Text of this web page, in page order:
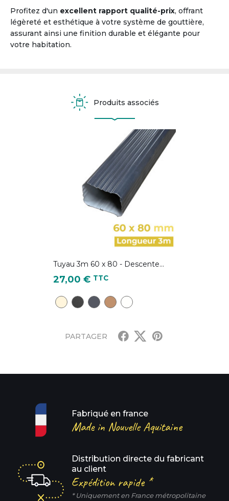
Profitez d'un excellent rapport qualité-prix, offrant
légèreté et esthétique à votre système de gouttière,
assurant ainsi une finition durable et élégante pour
votre habitation.
Produits associés
Tuyau 3m 60 x 80 - Descente...
Prix
27,00 € TTC
TP22 - Ton pierre
NG18 - Noir Graphite (équivalent à la
BA6 - Bleu ardoise ( équivalent RAL
C9 - Cuivre
B3 - Blanc
PARTAGER
Fabriqué en france
Made in Nouvelle Aquitaine
Distribution directe du fabricant
au client
Expédition rapide *
* Uniquement en France métropolitaine